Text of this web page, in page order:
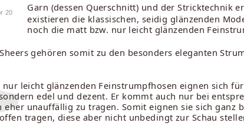
20
Garn (dessen Querschnitt) und der Stricktechnik
existieren die klassischen, seidig glänzenden
noch die matt bzw. nur leicht glänzenden
gehören somit zu den besonders eleganten
nur leicht glänzenden Feinstrumpfhosen eignen sich
edel und dezent. Er kommt auch nur bei
eher unauffällig zu tragen. Somit eignen sie sich ganz
tragen, diese aber nicht unbedingt zur Schau